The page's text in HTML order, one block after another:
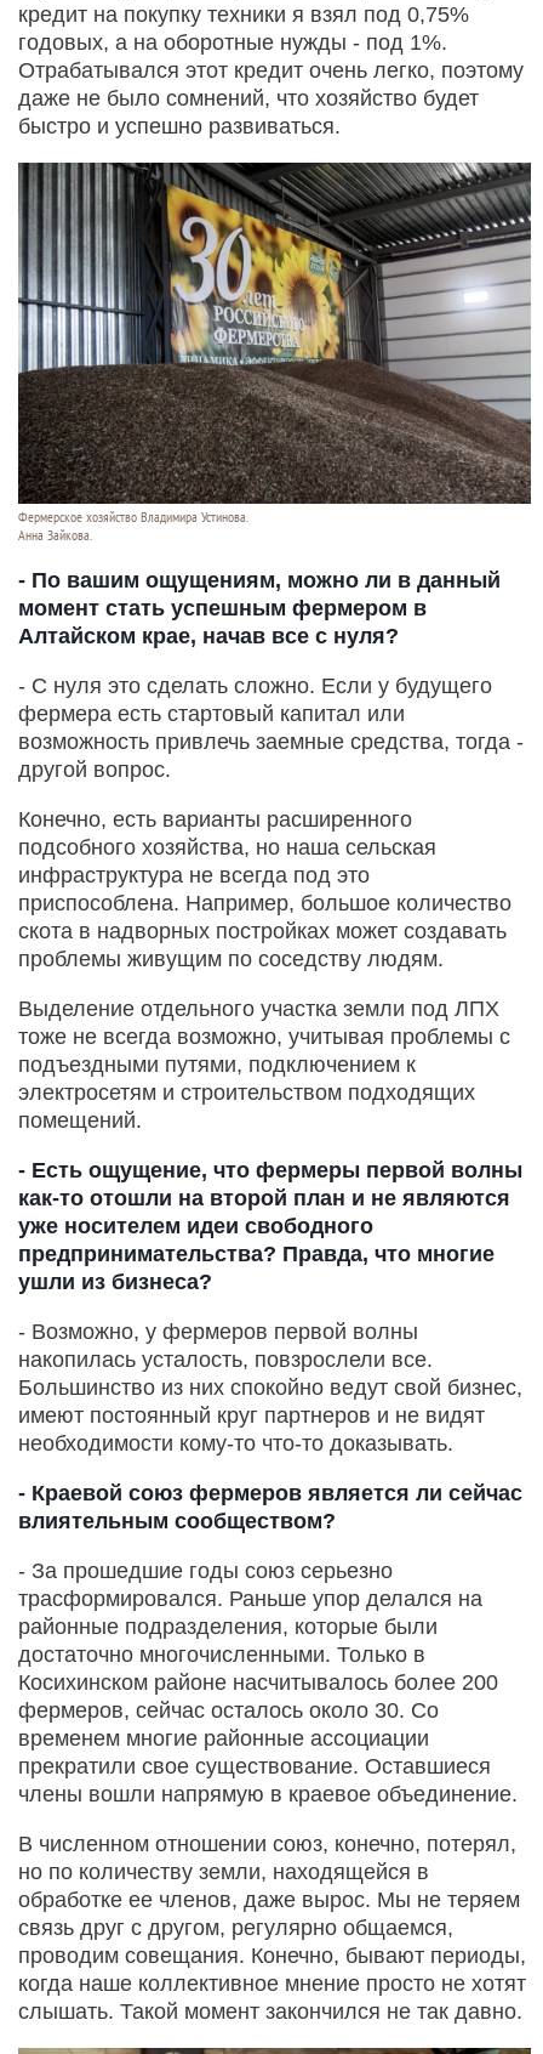
кредит на покупку техники я взял под 0,75%
годовых, а на оборотные нужды - под 1%.
Отрабатывался этот кредит очень легко, поэтому
даже не было сомнений, что хозяйство будет
быстро и успешно развиваться.
Фермерское хозяйство Владимира Устинова.
Анна Зайкова.
- По вашим ощущениям, можно ли в данный
момент стать успешным фермером в
Алтайском крае, начав все с нуля?
- С нуля это сделать сложно. Если у будущего
фермера есть стартовый капитал или
возможность привлечь заемные средства, тогда -
другой вопрос.
Конечно, есть варианты расширенного
подсобного хозяйства, но наша сельская
инфраструктура не всегда под это
приспособлена. Например, большое количество
скота в надворных постройках может создавать
проблемы живущим по соседству людям.
Выделение отдельного участка земли под ЛПХ
тоже не всегда возможно, учитывая проблемы с
подъездными путями, подключением к
электросетям и строительством подходящих
помещений.
- Есть ощущение, что фермеры первой волны
как-то отошли на второй план и не являются
уже носителем идеи свободного
предпринимательства? Правда, что многие
ушли из бизнеса?
- Возможно, у фермеров первой волны
накопилась усталость, повзрослели все.
Большинство из них спокойно ведут свой бизнес,
имеют постоянный круг партнеров и не видят
необходимости кому-то что-то доказывать.
- Краевой союз фермеров является ли сейчас
влиятельным сообществом?
- За прошедшие годы союз серьезно
трасформировался. Раньше упор делался на
районные подразделения, которые были
достаточно многочисленными. Только в
Косихинском районе насчитывалось более 200
фермеров, сейчас осталось около 30. Со
временем многие районные ассоциации
прекратили свое существование. Оставшиеся
члены вошли напрямую в краевое объединение.
В численном отношении союз, конечно, потерял,
но по количеству земли, находящейся в
обработке ее членов, даже вырос. Мы не теряем
связь друг с другом, регулярно общаемся,
проводим совещания. Конечно, бывают периоды,
когда наше коллективное мнение просто не хотят
слышать. Такой момент закончился не так давно.